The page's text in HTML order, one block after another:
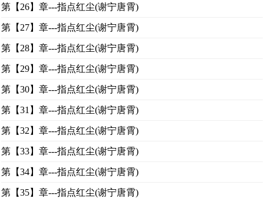
第【26】章---指点红尘(谢宁唐霄)
第【27】章---指点红尘(谢宁唐霄)
第【28】章---指点红尘(谢宁唐霄)
第【29】章---指点红尘(谢宁唐霄)
第【30】章---指点红尘(谢宁唐霄)
第【31】章---指点红尘(谢宁唐霄)
第【32】章---指点红尘(谢宁唐霄)
第【33】章---指点红尘(谢宁唐霄)
第【34】章---指点红尘(谢宁唐霄)
第【35】章---指点红尘(谢宁唐霄)